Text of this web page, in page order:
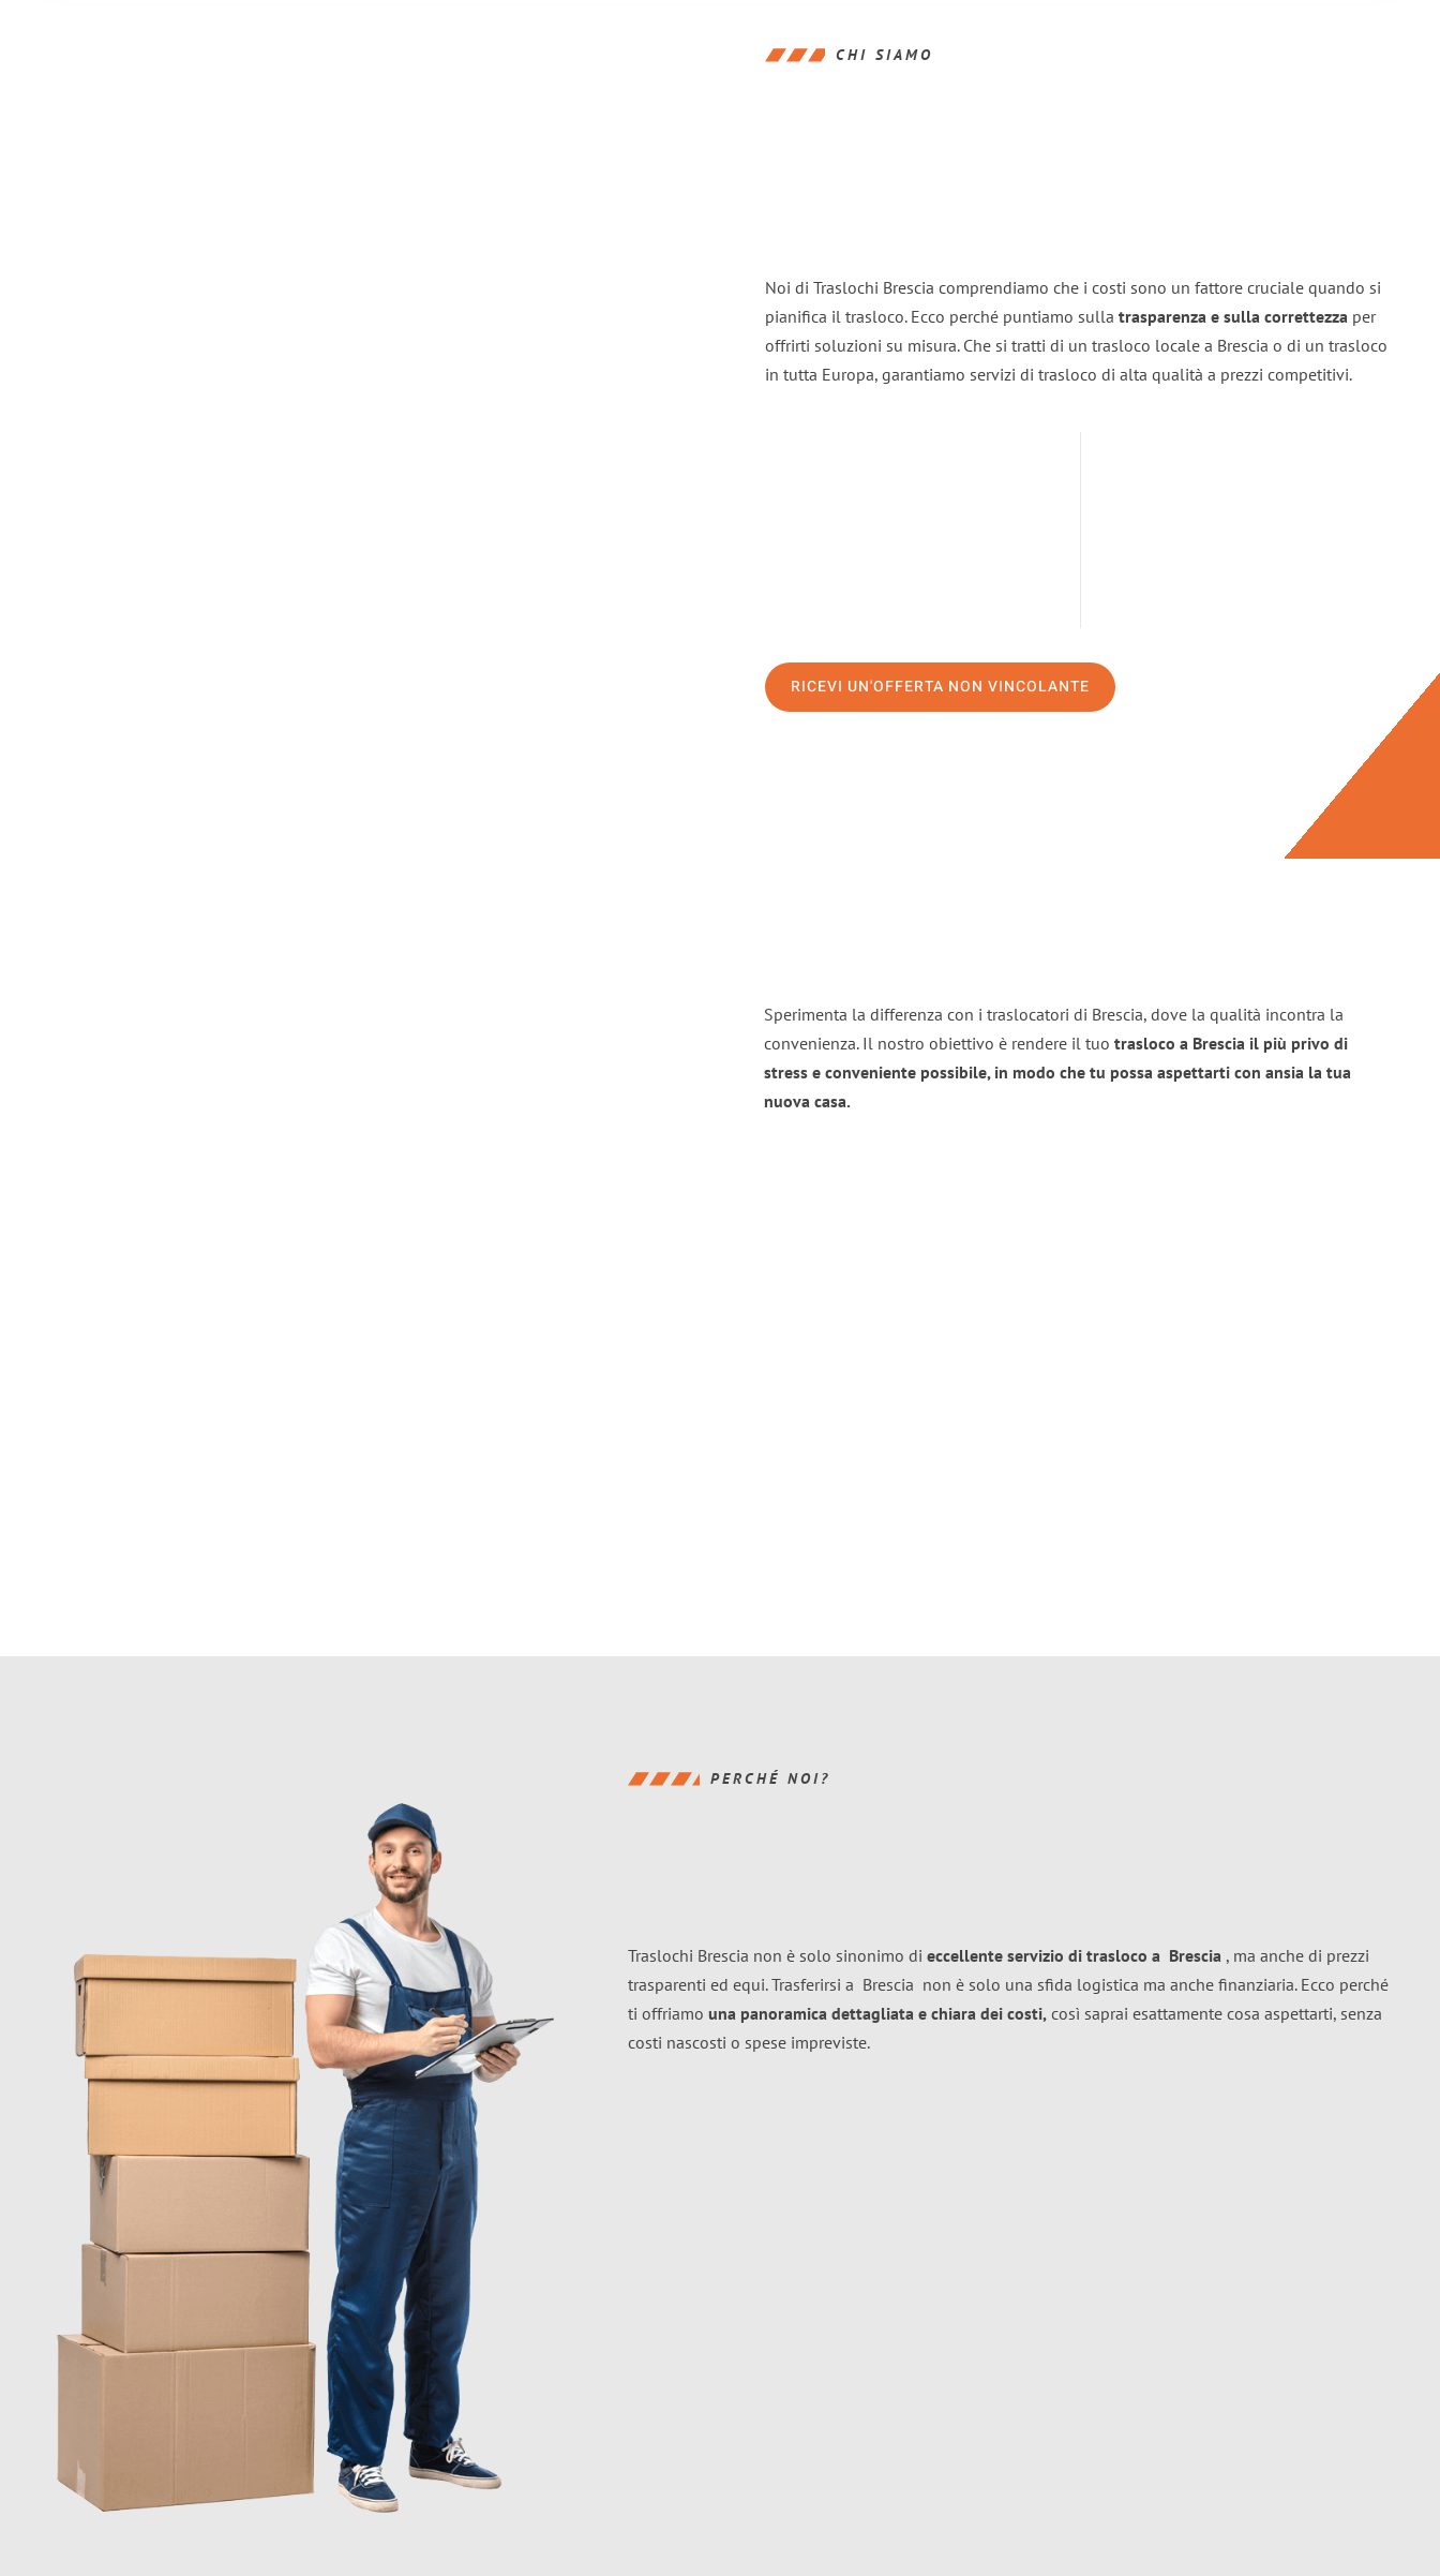
CHI SIAMO
Noi di Traslochi Brescia comprendiamo che i costi sono un fattore cruciale quando si
pianifica il trasloco. Ecco perché puntiamo sulla trasparenza e sulla correttezza per
offrirti soluzioni su misura. Che si tratti di un trasloco locale a Brescia o di un trasloco
in tutta Europa, garantiamo servizi di trasloco di alta qualità a prezzi competitivi.
RICEVI UN'OFFERTA NON VINCOLANTE
Sperimenta la differenza con i traslocatori di Brescia, dove la qualità incontra la
convenienza. Il nostro obiettivo è rendere il tuo trasloco a Brescia il più privo di
stress e conveniente possibile, in modo che tu possa aspettarti con ansia la tua
nuova casa.
PERCHÉ NOI?
Traslochi Brescia non è solo sinonimo di eccellente servizio di trasloco a Brescia , ma anche di prezzi
trasparenti ed equi. Trasferirsi a Brescia non è solo una sfida logistica ma anche finanziaria. Ecco perché
ti offriamo una panoramica dettagliata e chiara dei costi, così saprai esattamente cosa aspettarti, senza
costi nascosti o spese impreviste.